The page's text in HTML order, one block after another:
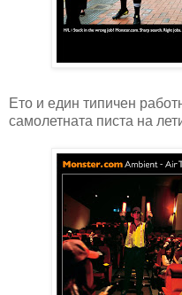
Ето и един типичен
самолетната писта на